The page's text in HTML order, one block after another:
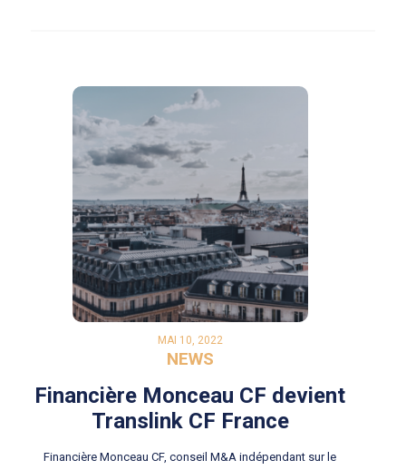
MAI 10, 2022
NEWS
Financière Monceau CF devient
Translink CF France
Financière Monceau CF, conseil M&A indépendant sur le